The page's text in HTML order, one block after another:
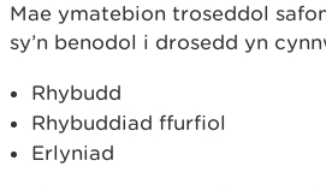
Mae ymatebion troseddol
sy’n benodol i drosedd yn
Rhybudd
Rhybuddiad ffurfiol
Erlyniad